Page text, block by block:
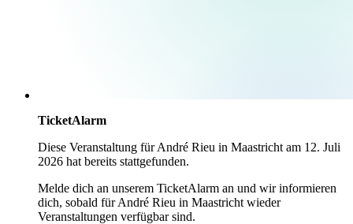
TicketAlarm
Diese Veranstaltung fürAndré Rieu in Maastricht am 12. Juli
2026 hat bereits stattgefunden.
Melde dich an unserem TicketAlarm an und wir informieren
dich, sobald fürAndré Rieu in Maastricht wieder
Veranstaltungen verfügbar sind.